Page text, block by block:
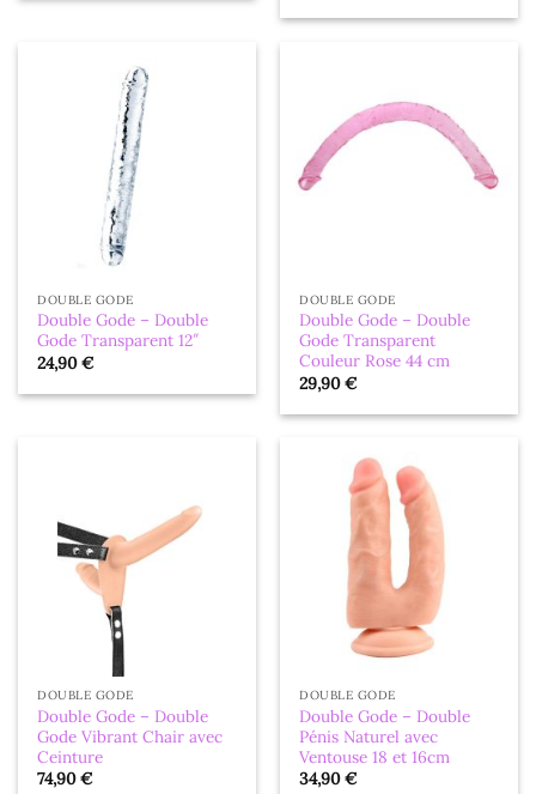
DOUBLE GODE
Double Gode – Double
Gode Transparent 12″
24,90€
DOUBLE GODE
Double Gode – Double
Gode Transparent
Couleur Rose 44 cm
29,90€
DOUBLE GODE
Double Gode – Double
Gode Vibrant Chair avec
Ceinture
74,90€
DOUBLE GODE
Double Gode – Double
Pénis Naturel avec
Ventouse 18 et 16cm
34,90€